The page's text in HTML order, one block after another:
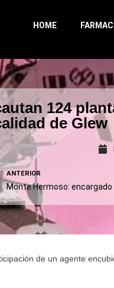
HOME
124
de Glew
ANTERIOR
de un agente